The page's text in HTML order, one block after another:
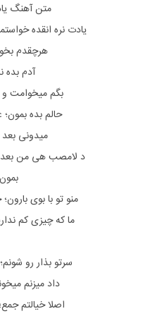
متن آهنگ
یادت نره انقده
هرچقدم
آدم
بگم میخوامت
حالم بده
میدونی
د لامصب هی من بعد
منو تو با بوی
ما که چیزی کم
سرتو بذار رو
داد میزنم
اصلا خیالتم